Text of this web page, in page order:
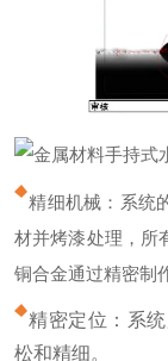
精细机械：系统
材并烤漆处理，所
铜合金通过精密制
精密定位：系
松和精细。